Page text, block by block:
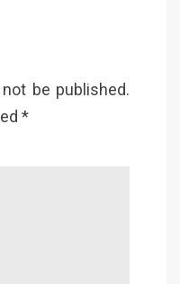
be published.
*